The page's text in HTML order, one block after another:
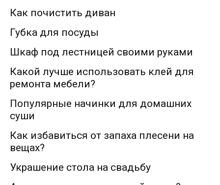
Как почистить диван
Губка для посуды
Шкаф под лестницей своими руками
Какой лучше использовать клей для
ремонта мебели?
Популярные начинки для домашних
суши
Как избавиться от запаха плесени на
вещах?
Украшение стола на свадьбу